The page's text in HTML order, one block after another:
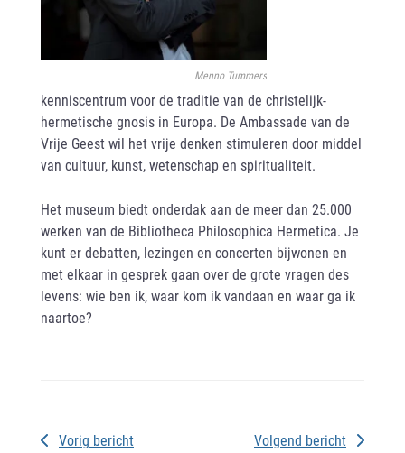
Menno Tummers
kenniscentrum voor de traditie van de christelijk-
hermetische gnosis in Europa. De Ambassade van de
Vrije Geest wil het vrije denken stimuleren door middel
van cultuur, kunst, wetenschap en spiritualiteit.
Het museum biedt onderdak aan de meer dan 25.000
werken van de Bibliotheca Philosophica Hermetica. Je
kunt er debatten, lezingen en concerten bijwonen en
met elkaar in gesprek gaan over de grote vragen des
levens: wie ben ik, waar kom ik vandaan en waar ga ik
naartoe?
Vorig bericht Volgend bericht